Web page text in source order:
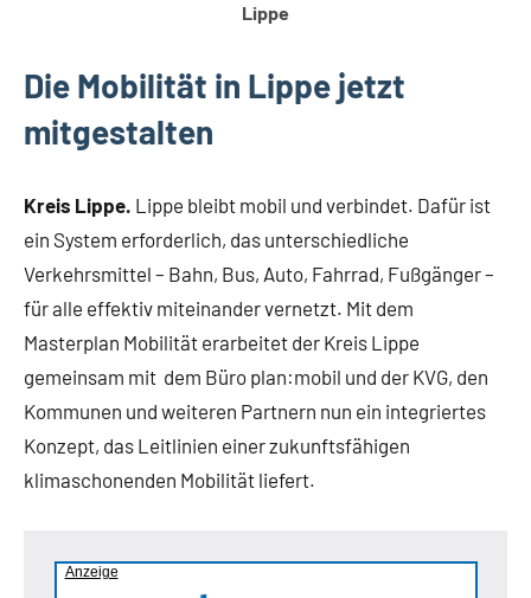
Lippe
Die Mobilität in Lippe jetzt
mitgestalten
Kreis Lippe. Lippe bleibt mobil und verbindet. Dafür ist
ein System erforderlich, das unterschiedliche
Verkehrsmittel – Bahn, Bus, Auto, Fahrrad, Fußgänger –
für alle effektiv miteinander vernetzt. Mit dem
Masterplan Mobilität erarbeitet der Kreis Lippe
gemeinsam mit dem Büro plan:mobil und der KVG, den
Kommunen und weiteren Partnern nun ein integriertes
Konzept, das Leitlinien einer zukunftsfähigen
klimaschonenden Mobilität liefert.
Anzeige